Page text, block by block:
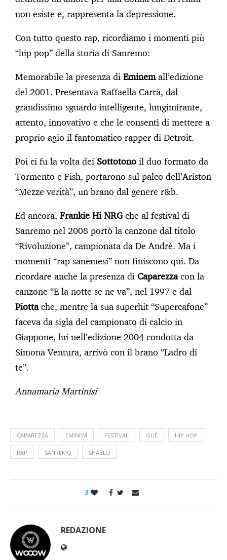
non esiste e, rappresenta la depressione.
Con tutto questo rap, ricordiamo i momenti più
“hip pop” della storia di Sanremo:
Memorabile la presenza di Eminemall’edizione
del 2001. Presentava Raffaella Carrà, dal
grandissimo sguardo intelligente, lungimirante,
attento, innovativo e che le consentì di mettere a
proprio agio il fantomatico rapper di Detroit.
Poi ci fu la volta dei Sottotono il duo formato da
Tormento e Fish, portarono sul palco dell’Ariston
“Mezze verità”, un brano dal genere r&b.
Ed ancora, Frankie Hi NRGche al festival di
Sanremo nel 2008 portò la canzone dal titolo
“Rivoluzione”, campionata da De Andrè. Ma i
momenti “rap sanemesi” non finiscono qui. Da
ricordare anche la presenza di Caparezzacon la
canzone “E la notte se ne va”, nel 1997 e dal
Piottache, mentre la sua superhit “Supercafone”
faceva da sigla del campionato di calcio in
Giappone, lui nell’edizione 2004 condotta da
Simona Ventura, arrivò con il brano “Ladro di
te”.
Annamaria Martinisi
CAPAREZZA EMINEM FESTIVAL GUÈ HIP HOP
RAP SANREMO SHABLO
3
REDAZIONE